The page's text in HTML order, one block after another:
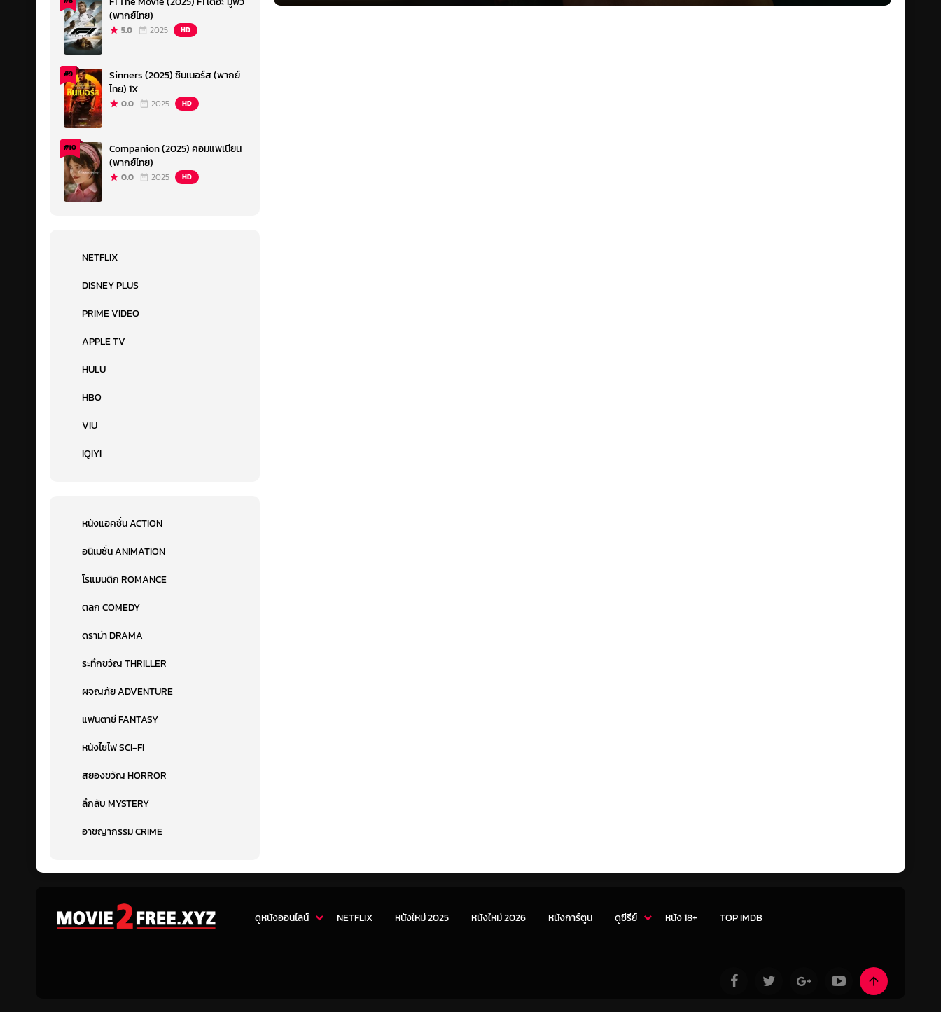
(พากย์ไทย)
5.0 2025 HD
#9
Sinners (2025) ซินเนอร์ส (พากย์
ไทย) 1X
0.0 2025 HD
#10
Companion (2025) คอมแพเนียน
(พากย์ไทย)
0.0 2025 HD
NETFLIX
DISNEY PLUS
PRIME VIDEO
APPLE TV
HULU
HBO
VIU
IQIYI
หนังแอคชั่น ACTION
อนิเมชั่น ANIMATION
โรแมนติก ROMANCE
ตลก COMEDY
ดราม่า DRAMA
ระทึกขวัญ THRILLER
ผจญภัย ADVENTURE
แฟนตาซี FANTASY
หนังไซไฟ SCI-FI
สยองขวัญ HORROR
ลึกลับ MYSTERY
อาชญากรรม CRIME
ดูหนังออนไลน์ NETFLIX หนังใหม่ 2025 หนังใหม่ 2026 หนังการ์ตูน ดูซีรีย์ หนัง 18+ TOP IMDB